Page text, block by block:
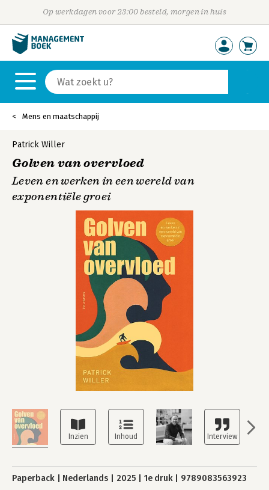
Op werkdagen voor 23:00 besteld, morgen in huis
Mens en maatschappij
Patrick Willer
Golven van overvloed
Leven en werken in een wereld van
exponentiële groei
Paperback Nederlands 2025 1e druk 9789083563923